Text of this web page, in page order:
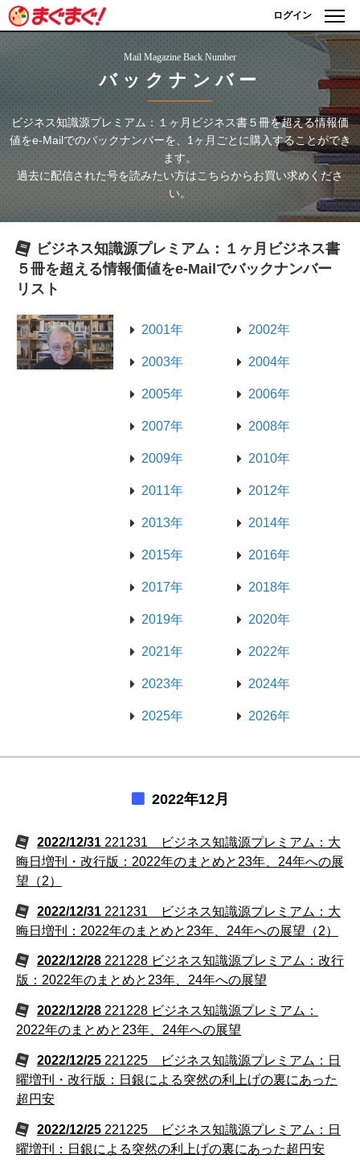
ログイン
Mail Magazine Back Number
バックナンバー
ビジネス知識源プレミアム：１ヶ月ビジネス書５冊を超える情報価
値をe-Mailでのバックナンバーを、1ヶ月ごとに購入することができ
ます。
過去に配信された号を読みたい方はこちらからお買い求めくださ
い。
ビジネス知識源プレミアム：１ヶ月ビジネス書
５冊を超える情報価値をe-Mailでバックナンバー
リスト
2001年 2002年
2003年 2004年
2005年 2006年
2007年 2008年
2009年 2010年
2011年 2012年
2013年 2014年
2015年 2016年
2017年 2018年
2019年 2020年
2021年 2022年
2023年 2024年
2025年 2026年
2022年12月
2022/12/31 221231 ビジネス知識源プレミアム：大
晦日増刊・改行版：2022年のまとめと23年、24年への展
望（2）
2022/12/31 221231 ビジネス知識源プレミアム：大
晦日増刊：2022年のまとめと23年、24年への展望（2）
2022/12/28 221228 ビジネス知識源プレミアム：改行
版：2022年のまとめと23年、24年への展望
2022/12/28 221228 ビジネス知識源プレミアム：
2022年のまとめと23年、24年への展望
2022/12/25 221225 ビジネス知識源プレミアム：日
曜増刊・改行版：日銀による突然の利上げの裏にあった
超円安
2022/12/25 221225 ビジネス知識源プレミアム：日
曜増刊：日銀による突然の利上げの裏にあった超円安